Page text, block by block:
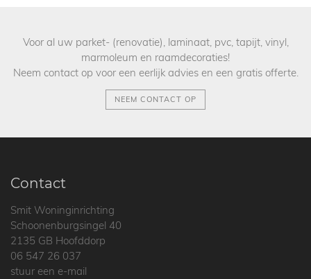
Voor al uw parket- (renovatie), laminaat, pvc, tapijt, vinyl,
marmoleum en raamdecoraties!
Neem contact op voor een eerlijk advies en een gratis offerte.
NEEM CONTACT OP
Contact
Smit Woninginrichting
Schoonenburgsingel 40
2135 GB Hoofddorp
06 547 26 037
stuur een e-mail